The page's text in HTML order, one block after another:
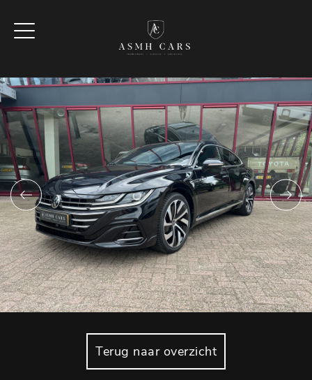
Terug naar overzicht